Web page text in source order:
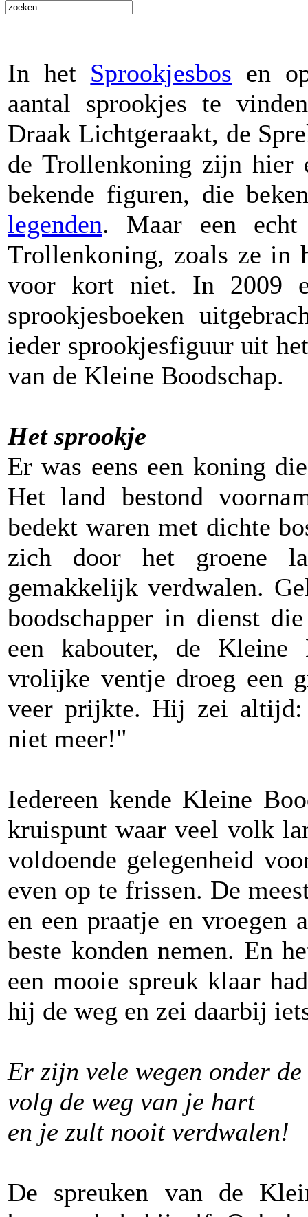
In het Sprookjesbos en
aantal sprookjes te
Draak Lichtgeraakt, de
de Trollenkoning zijn hier
bekende figuren, die
legenden. Maar een
Trollenkoning, zoals ze in
voor kort niet. In 2009
sprookjesboeken
ieder sprookjesfiguur uit
van de Kleine Boodschap.
Het sprookje
Er was eens een koning
Het land bestond
bedekt waren met dichte
zich door het groene
gemakkelijk verdwalen.
boodschapper in dienst
een kabouter, de Kleine
vrolijke ventje droeg een
veer prijkte. Hij zei
niet meer!"
Iedereen kende Kleine
kruispunt waar veel volk
voldoende gelegenheid
even op te frissen. De
en een praatje en vroegen
beste konden nemen. En
een mooie spreuk klaar
hij de weg en zei daarbij
Er zijn vele wegen onder
volg de weg van je hart
en je zult nooit verdwalen!
De spreuken van de